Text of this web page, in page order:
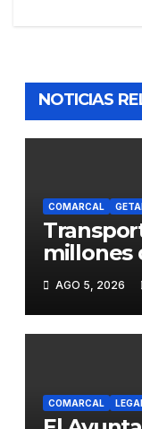
NOTICIAS
COMARCAL
millones
para
del
A-4 en
AGO 5, 2026
COMARCAL